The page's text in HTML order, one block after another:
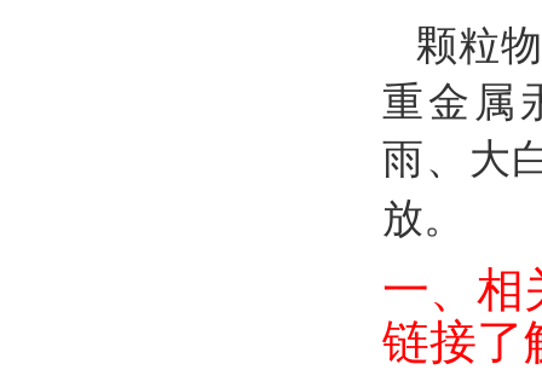
颗粒
重金属
雨、大
放。
一、相
链接了